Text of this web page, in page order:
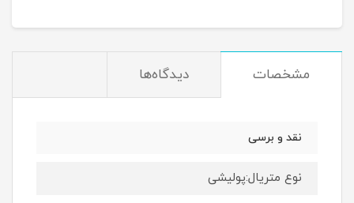
مشخصات دیدگاه‌ها
نقد و برسی
نوع متریال:پولیشی